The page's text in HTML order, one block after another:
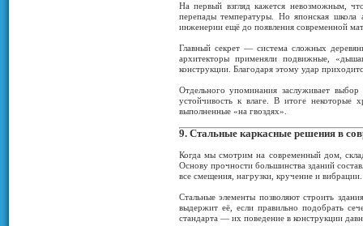
На первый взгляд кажется невозможным,
перепады температуры. Но японская
инженерии ещё до появления современной
Главный секрет — система сложных
архитекторы применяли подвижные,
конструкции. Благодаря этому удар
Отдельного упоминания заслуживает
устойчивость к влаге. В итоге
выполненные «на гвоздях».
9. Стальные каркасные решения в
Когда мы смотрим на современный дом,
Основу прочности большинства зданий
все смещения, нагрузки, кручение и вибрации.
Стальные элементы позволяют строить
выдержит её, если правильно подобрать
стандарта — их поведение в конструкции